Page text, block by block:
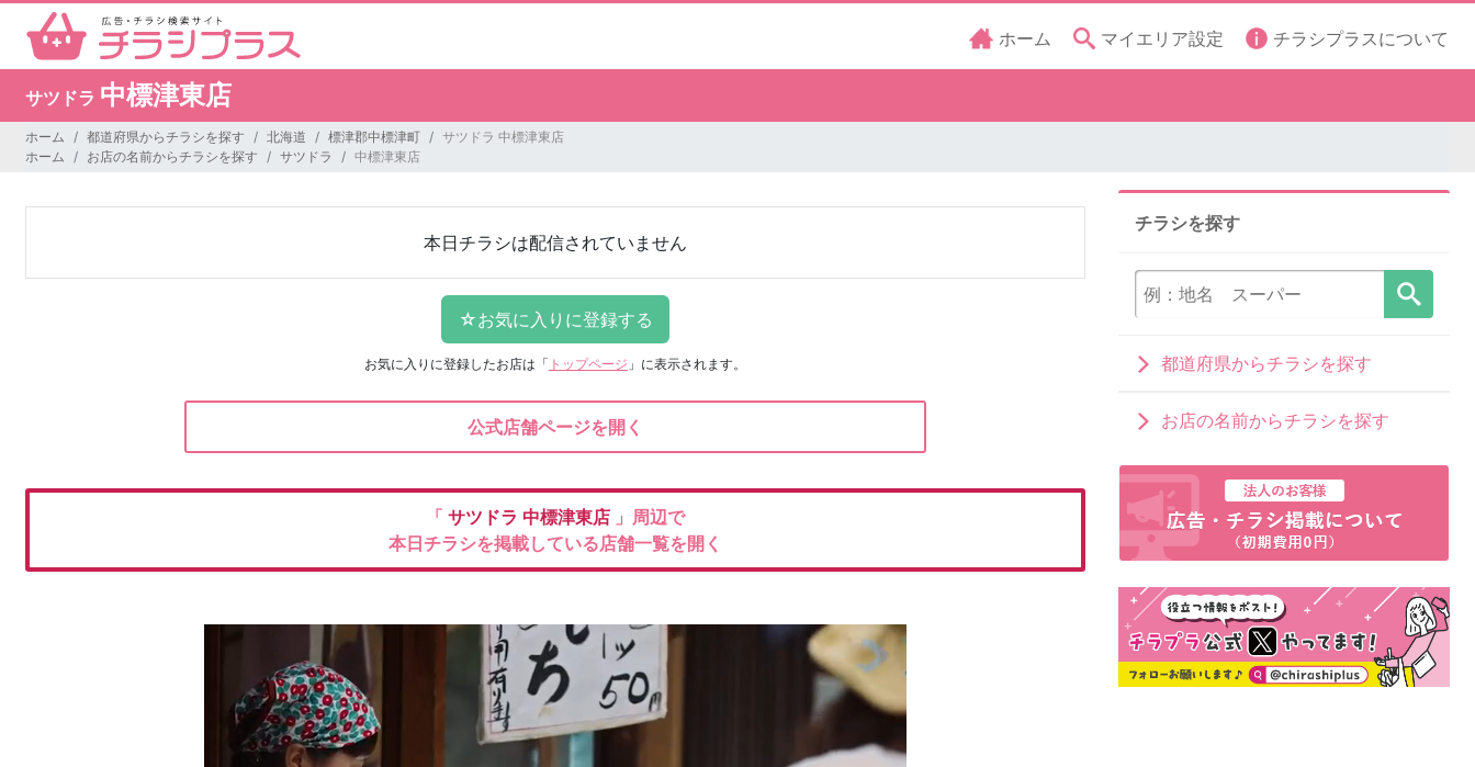
ホーム マイエリア設定 チラシプラスについて
サツドラ 中標津東店
ホーム 都道府県からチラシを探す 北海道 標津郡中標津町
サツドラ 中標津東店
ホーム
お店の名前からチラシを探す サツドラ 中標津東店
本日チラシは配信されていません
お気に入りに登録したお店は 「 トップページ 」に表示されます。
公式店舗ページを開く
「 サツドラ 中標津東店 」周辺で
本日チラシを掲載している店舗一覧を開く
チラシを探す
都道府県からチラシを探す
お店の名前からチラシを探す